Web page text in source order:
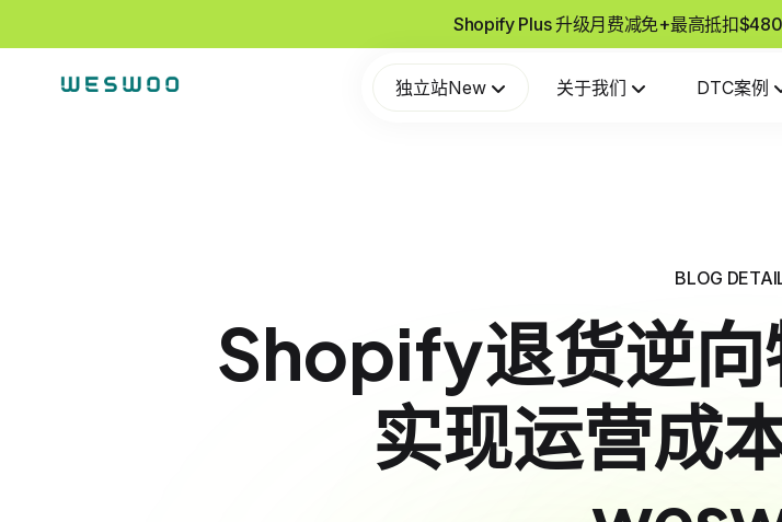
Shopify Plus 升级月费减免+最高抵扣
独立站New 关于我们 DTC案例
BLOG
Shopify退货逆向
实现运营成